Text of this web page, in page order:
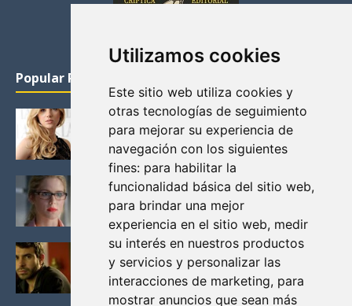
Utilizamos cookies
Este sitio web utiliza cookies y
otras tecnologías de seguimiento
para mejorar su experiencia de
navegación con los siguientes
fines: para habilitar la
funcionalidad básica del sitio web,
para brindar una mejor
experiencia en el sitio web, medir
su interés en nuestros productos
y servicios y personalizar las
interacciones de marketing, para
mostrar anuncios que sean más
Popular Posts
KATHERYN WINNICK: LA ACTRIZ MAS GUAPA DE
VIKINGOS
Junio 14, 2013
FELICITY (EMILY BETT RICKARDS), LAS FOTOS
MAS BONITAS DE LA ALIADA DE ARROW
Noviembre 30, 2013
BLACK MIRROR: TODA TU HISTORIA. EPISODIO 3.
LA CRITICA
Mayo 17, 2012